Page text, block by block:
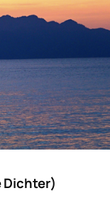
Dichter)